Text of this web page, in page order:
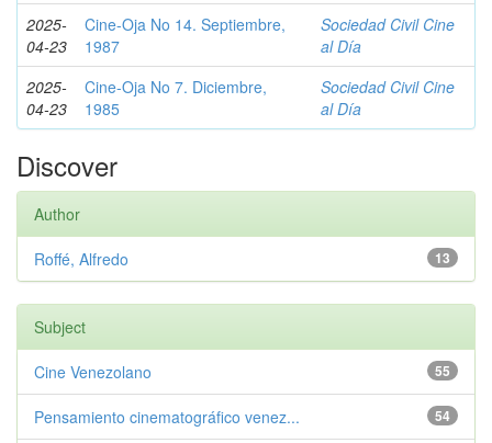
2025-
04-23
Cine-Oja No 14. Septiembre,
1987
Sociedad Civil Cine
al Día
2025-
04-23
Cine-Oja No 7. Diciembre,
1985
Sociedad Civil Cine
al Día
Discover
Author
13
Roffé, Alfredo
Subject
55
Cine Venezolano
54
Pensamiento cinematográfico venez...